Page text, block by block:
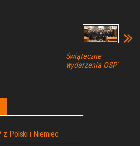
Świąteczne
wydarzenia OSP`
z Polski i Niemiec